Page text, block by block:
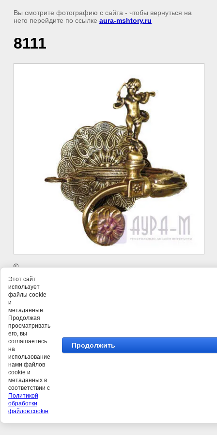
Вы смотрите фотографию с сайта - чтобы вернуться на
него перейдите по ссылке aura-mshtory.ru
8111
©
Этот сайт
использует
файлы cookie
и
метаданные.
Продолжая
просматривать
его, вы
соглашаетесь
на
использование
нами файлов
cookie и
метаданных в
соответствии с
Политикой
обработки
файлов cookie
Продолжить